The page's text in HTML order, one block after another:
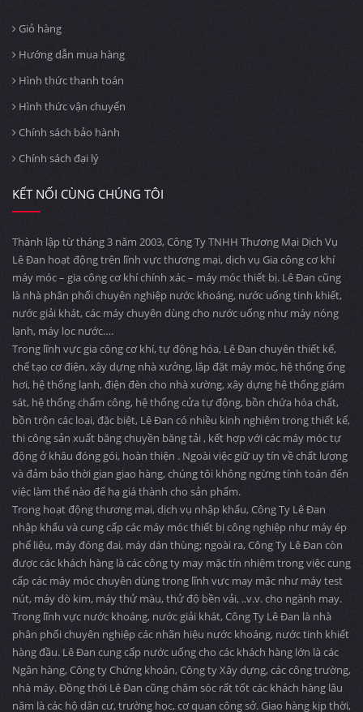
Giỏ hàng
Hướng dẫn mua hàng
Hình thức thanh toán
Hình thức vận chuyển
Chính sách bảo hành
Chính sách đại lý
KẾT NỐI CÙNG CHÚNG TÔI
Thành lập từ tháng 3 năm 2003, Công Ty TNHH Thương Mại Dịch Vụ
Lê Đan hoạt động trên lĩnh vực thương mại, dịch vụ Gia công cơ khí
máy móc – gia công cơ khí chính xác – máy móc thiết bị. Lê Đan cũng
là nhà phân phối chuyên nghiệp nước khoáng, nước uống tinh khiết,
nước giải khát, các máy chuyên dùng cho nước uống như máy nóng
lạnh, máy lọc nước….
Trong lĩnh vực gia công cơ khí, tự động hóa, Lê Đan chuyên thiết kế,
chế tạo cơ điện, xây dựng nhà xưởng, lắp đặt máy móc, hệ thống ống
hơi, hệ thống lạnh, điện đèn cho nhà xường, xây dựng hệ thống giám
sát, hệ thống chấm công, hệ thống cửa tự động, bồn chứa hóa chất,
bồn trộn các loại, đặc biệt, Lê Đan có nhiều kinh nghiệm trong thiết kế,
thi công sản xuất băng chuyền băng tải , kết hợp với các máy móc tự
động ở khâu đóng gói, hoàn thiện . Ngoài việc giữ uy tín về chất lượng
và đảm bảo thời gian giao hàng, chúng tôi không ngừng tính toán đến
việc làm thế nào để hạ giá thành cho sản phẩm.
Trong hoạt động thương mại, dịch vụ nhập khẩu, Công Ty Lê Đan
nhập khẩu và cung cấp các máy móc thiết bị công nghiệp như máy ép
phế liệu, máy đóng đai, máy dán thùng; ngoài ra, Công Ty Lê Đan còn
được các khách hàng là các công ty may mặc tín nhiệm trong việc cung
cấp các máy móc chuyên dùng trong lĩnh vực may mặc như máy test
nút, máy dò kim, máy thử màu, thử độ bền vải, ..v.v. cho ngành may.
Trong lĩnh vực nước khoáng, nước giải khát, Công Ty Lê Đan là nhà
phân phối chuyên nghiệp các nhãn hiệu nước khoáng, nước tinh khiết
hàng đầu. Lê Đan cung cấp nước uống cho các khách hàng lớn là các
Ngân hàng, Công ty Chứng khoán, Công ty Xây dựng, các công trường,
nhà máy. Đồng thời Lê Đan cũng chăm sóc rất tốt các khách hàng lâu
năm là các hộ dân cư, trường học, cơ quan công sở. Giao hàng kịp thời,